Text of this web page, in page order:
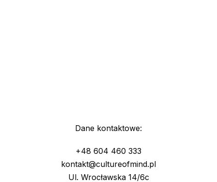
Dane kontaktowe:
+48 604 460 333
kontakt@cultureofmind.pl
Ul. Wrocławska 14/6c